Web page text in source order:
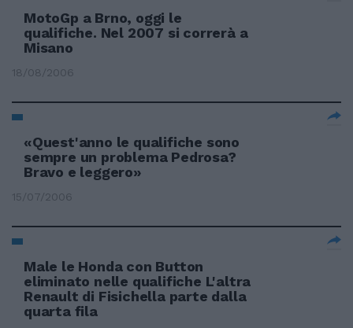
MotoGp a Brno, oggi le
qualifiche. Nel 2007 si correrà a
Misano
18/08/2006
«Quest'anno le qualifiche sono
sempre un problema Pedrosa?
Bravo e leggero»
15/07/2006
Male le Honda con Button
eliminato nelle qualifiche L'altra
Renault di Fisichella parte dalla
quarta fila